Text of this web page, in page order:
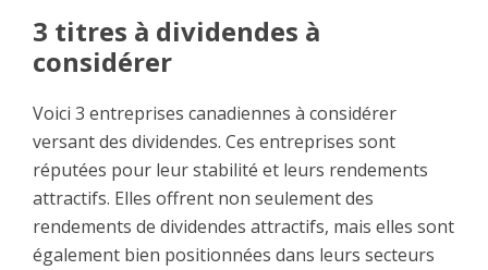
3 titres à dividendes à
considérer
Voici 3 entreprises canadiennes à considérer
versant des dividendes. Ces entreprises sont
réputées pour leur stabilité et leurs rendements
attractifs. Elles offrent non seulement des
rendements de dividendes attractifs, mais elles sont
également bien positionnées dans leurs secteurs